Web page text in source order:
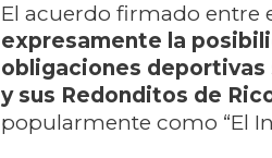
El acuerdo firmado entre
expresamente la
obligaciones
y sus Redonditos de
popularmente como “El